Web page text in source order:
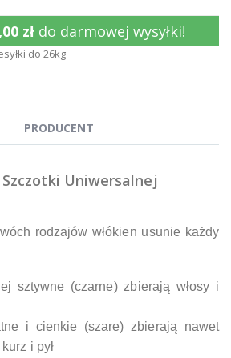
zł do darmowej wysyłki!
do 26kg
PRODUCENT
Szczotki Uniwersalnej
rodzajów włókien usunie każdy
sztywne (czarne) zbierają włosy i
i cienkie (szare) zbierają nawet
i pył